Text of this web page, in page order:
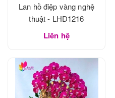
Lan hồ điệp vàng nghệ
thuật - LHD1216
Liên hệ